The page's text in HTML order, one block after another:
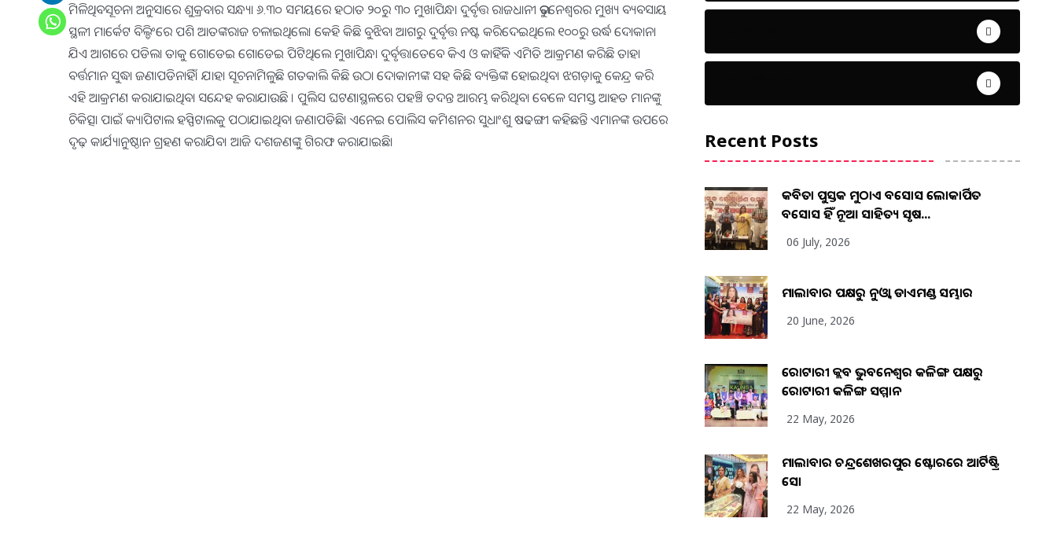
ମିଳିଥିବସୂଚନା ଅନୁସାରେ ଶୁକ୍ରବାର ସନ୍ଧ୍ୟା ୬.୩୦ ସମୟରେ ହଠାତ ୨୦ରୁ ୩୦ ମୁଖାପିନ୍ଧା ଦୁର୍ବୃତ୍ତ ରାଜଧାନୀ ଭୁବନେଶ୍ୱରର ମୁଖ୍ୟ ବ୍ୟବସାୟ
ସ୍ଥଳୀ ମାର୍କେଟ ବିଲ୍ଡିଂରେ ପଶି ଆତଙ୍କରାଜ ଚଳାଇଥିଲେ। କେହି କିଛି ବୁଝିବା ଆଗରୁ ଦୁର୍ବୃତ୍ତ ନଷ୍ଟ କରିଦେଇଥିଲେ ୧୦୦ରୁ ଉର୍ଦ୍ଧ ଦୋକାନ।
ଯିଏ ଆଗରେ ପଡିଲା ତାକୁ ଗୋଡେଇ ଗୋଡେଇ ପିଟିଥିଲେ ମୁଖାପିନ୍ଧା ଦୁର୍ବୃତ୍ତ।ତେବେ କିଏ ଓ କାହିଁକି ଏମିତି ଆକ୍ରମଣ କରିଛି ତାହା
ବର୍ତ୍ତମାନ ସୁଦ୍ଧା ଜଣାପଡିନାହିଁ। ଯାହା ସୂଚନାମିଳୁଛି ଗତକାଲି କିଛି ଉଠା ଦୋକାନୀଙ୍କ ସହ କିଛି ବ୍ୟକ୍ତିଙ୍କ ହୋଇଥିବା ଝଗଡ଼ାକୁ କେନ୍ଦ୍ର କରି
ଏହି ଆକ୍ରମଣ କରାଯାଇଥିବା ସନ୍ଦେହ କରାଯାଉଛି । ପୁଲିସ ଘଟଣାସ୍ଥଳରେ ପହଞ୍ଚି ତଦନ୍ତ ଆରମ୍ଭ କରିଥିବା ବେଳେ ସମସ୍ତ ଆହତ ମାନଙ୍କୁ
ଚିକିତ୍ସା ପାଇଁ କ୍ୟାପିଟାଲ ହସ୍ପିଟାଲକୁ ପଠାଯାଇଥିବା ଜଣାପଡିଛି। ଏନେଇ ପୋଲିସ କମିଶନର ସୁଧାଂଶୁ ଷଢଙ୍ଗୀ କହିଛନ୍ତି ଏମାନଙ୍କ ଉପରେ
ଦୃଢ଼ କାର୍ଯ୍ୟାନୁଷ୍ଠାନ ଗ୍ରହଣ କରାଯିବ। ଆଜି ଦଶଜଣଙ୍କୁ ଗିରଫ କରାଯାଇଛି।
Recent Posts
କବିତା ପୁସ୍ତକ ମୁଠାଏ ଅବସୋସ ଲୋକାର୍ପିତ
ଅବସୋସ ହିଁ ନୂଆ ସାହିତ୍ୟ ସୃଷ...
06 July, 2026
ମାଲାବାର ପକ୍ଷରୁ ନୁଓ୍ବା ଡାଏମଣ୍ଡ ସମ୍ଭାର
20 June, 2026
ରୋଟାରୀ କ୍ଲବ ଭୁବନେଶ୍ୱର କଳିଙ୍ଗ ପକ୍ଷରୁ
ରୋଟାରୀ କଳିଙ୍ଗ ସମ୍ମାନ
22 May, 2026
ମାଲାବାର ଚନ୍ଦ୍ରଶେଖରପୁର ଷ୍ଟୋରରେ ଆର୍ଟିଷ୍ଟ୍ରି
ସୋ
22 May, 2026